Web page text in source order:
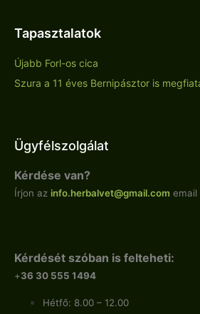
Tapasztalatok
Újabb Forl-os cica
Szura a 11 éves Bernipásztor is
Ügyfélszolgálat
Kérdése van?
Írjon az info.herbalvet@gmail.com email
Kérdését szóban is felteheti:
+36 30 555 1494
Hétfő: 8.00 – 12.00